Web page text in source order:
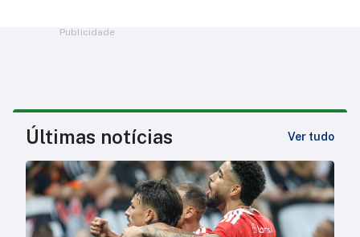
Publicidade
Últimas notícias Ver tudo